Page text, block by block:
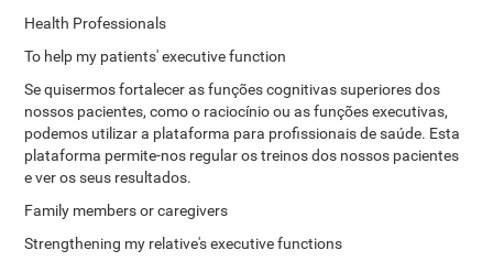
Health Professionals
To help my patients' executive function
Se quisermos fortalecer as funções cognitivas superiores dos
nossos pacientes, como o raciocínio ou as funções executivas,
podemos utilizar a plataforma para profissionais de saúde. Esta
plataforma permite-nos regular os treinos dos nossos pacientes
e ver os seus resultados.
Family members or caregivers
Strengthening my relative's executive functions